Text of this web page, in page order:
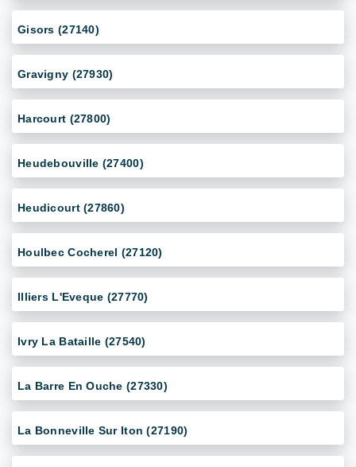
Gisors (27140)
Gravigny (27930)
Harcourt (27800)
Heudebouville (27400)
Heudicourt (27860)
Houlbec Cocherel (27120)
Illiers L'Eveque (27770)
Ivry La Bataille (27540)
La Barre En Ouche (27330)
La Bonneville Sur Iton (27190)